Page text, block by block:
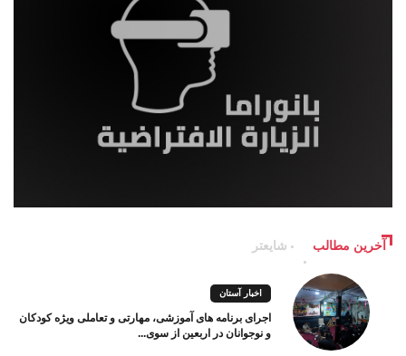
آخرین مطالب شایعتر
اخبار آستان
اجرای برنامه های آموزشی، مهارتی و تعاملی ویژه کودکان
و نوجوانان در اربعین از سوی...